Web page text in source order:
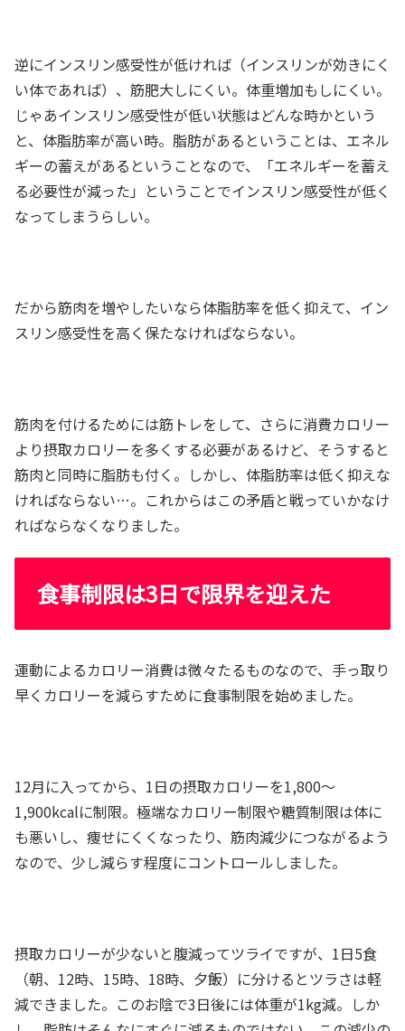
逆にインスリン感受性が低ければ（インスリンが効きにく
い体であれば）、筋肥大しにくい。体重増加もしにくい。
じゃあインスリン感受性が低い状態はどんな時かという
と、体脂肪率が高い時。脂肪があるということは、エネル
ギーの蓄えがあるということなので、「エネルギーを蓄え
る必要性が減った」ということでインスリン感受性が低く
なってしまうらしい。
だから筋肉を増やしたいなら体脂肪率を低く抑えて、イン
スリン感受性を高く保たなければならない。
筋肉を付けるためには筋トレをして、さらに消費カロリー
より摂取カロリーを多くする必要があるけど、そうすると
筋肉と同時に脂肪も付く。しかし、体脂肪率は低く抑えな
ければならない…。これからはこの矛盾と戦っていかなけ
ればならなくなりました。
食事制限は3日で限界を迎えた
運動によるカロリー消費は微々たるものなので、手っ取り
早くカロリーを減らすために食事制限を始めました。
12月に入ってから、1日の摂取カロリーを1,800～
1,900kcalに制限。極端なカロリー制限や糖質制限は体に
も悪いし、痩せにくくなったり、筋肉減少につながるよう
なので、少し減らす程度にコントロールしました。
摂取カロリーが少ないと腹減ってツライですが、1日5食
（朝、12時、15時、18時、夕飯）に分けるとツラさは軽
減できました。このお陰で3日後には体重が1kg減。しか